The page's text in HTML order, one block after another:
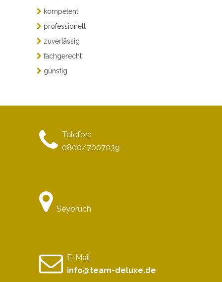
kompetent
professionell
zuverlässig
fachgerecht
günstig
Telefon:
0800/7007039
Seybruch
E-Mail:
info@team-deluxe.de